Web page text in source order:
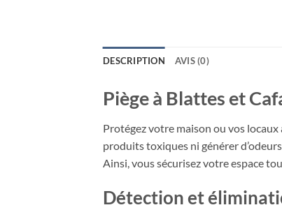
DESCRIPTION AVIS (0)
Piège à Blattes et
Protégez votre maison ou vos locaux
produits toxiques ni générer
Ainsi, vous sécurisez votre espace
Détection et